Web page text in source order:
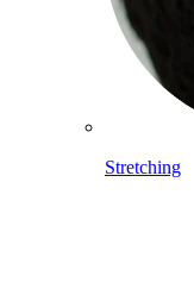
Stretching